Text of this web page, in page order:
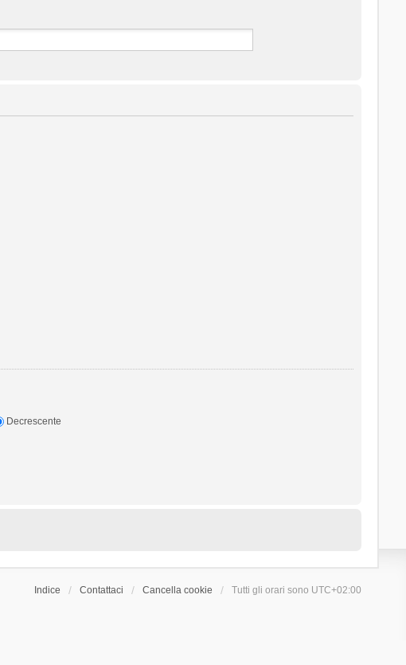
Decrescente
Indice Contattaci Cancella cookie Tutti gli orari sono UTC+02:00